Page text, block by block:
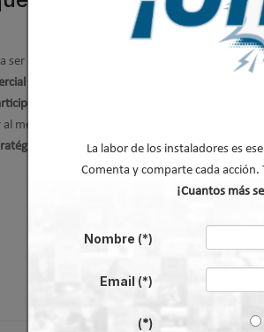
ser una herramienta generadora de
y de retorno de inversión adecuado a las
mercado profesional Soluciones de Tecnología y
La labor de los instaladores es
Comenta y comparte cada
¡Cuantos más
Nombre (*)
Email (*)
(*)